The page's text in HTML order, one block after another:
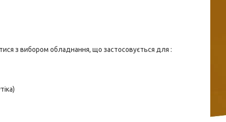
з вибором обладнання, що застосовується для :